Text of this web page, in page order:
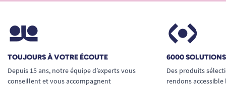
facilement. Elle est livrée avec un seau pliable et
permettant de stocker et transporter l'ensemble
des accessoires après utilisation.
Fiabilité et sécurité au quotidien
TOUJOURS À VOTRE ÉCOUTE
Depuis 15 ans, notre équipe d’experts vous
conseillent et vous accompagnent
6000
Des produits
rendons